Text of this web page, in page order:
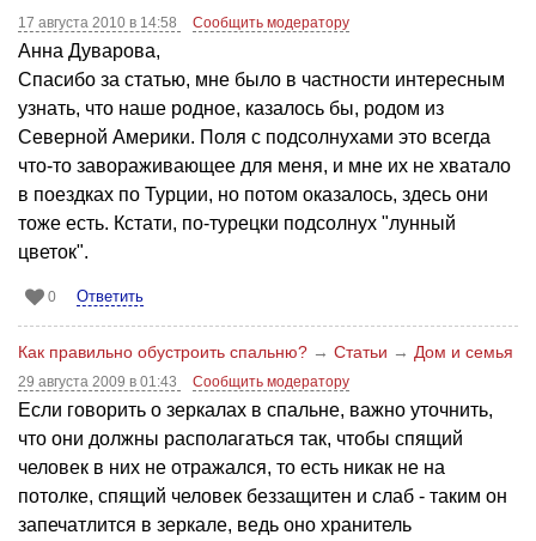
17 августа 2010 в 14:58 Сообщить модератору
Анна Дуварова,
Спасибо за статью, мне было в частности интересным
узнать, что наше родное, казалось бы, родом из
Северной Америки. Поля с подсолнухами это всегда
что-то завораживающее для меня, и мне их не хватало
в поездках по Турции, но потом оказалось, здесь они
тоже есть. Кстати, по-турецки подсолнух "лунный
цветок".
0 Ответить
Как правильно обустроить спальню? → Статьи → Дом и семья
29 августа 2009 в 01:43 Сообщить модератору
Если говорить о зеркалах в спальне, важно уточнить,
что они должны располагаться так, чтобы спящий
человек в них не отражался, то есть никак не на
потолке, спящий человек беззащитен и слаб - таким он
запечатлится в зеркале, ведь оно хранитель